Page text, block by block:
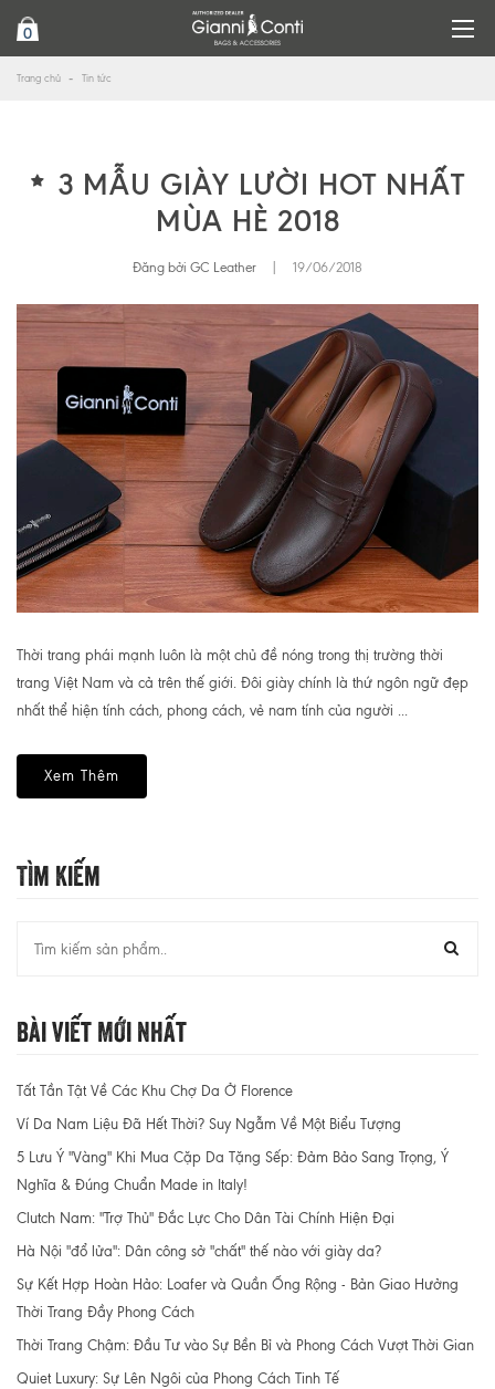
0
Trang chủ Tin tức
3 MẪU GIÀY LƯỜI HOT NHẤT
MÙA HÈ 2018
Đăng bởi GC Leather 19/06/2018
Thời trang phái mạnh luôn là một chủ đề nóng trong thị trường thời
trang Việt Nam và cả trên thế giới. Đôi giày chính là thứ ngôn ngữ đẹp
nhất thể hiện tính cách, phong cách, vẻ nam tính của người ...
Xem Thêm
Tìm Kiếm
Bài Viết Mới Nhất
Tất Tần Tật Về Các Khu Chợ Da Ở Florence
Ví Da Nam Liệu Đã Hết Thời? Suy Ngẫm Về Một Biểu Tượng
5 Lưu Ý "Vàng" Khi Mua Cặp Da Tặng Sếp: Đảm Bảo Sang Trọng, Ý
Nghĩa & Đúng Chuẩn Made in Italy!
Clutch Nam: "Trợ Thủ" Đắc Lực Cho Dân Tài Chính Hiện Đại
Hà Nội "đổ lửa": Dân công sở "chất" thế nào với giày da?
Sự Kết Hợp Hoàn Hảo: Loafer và Quần Ống Rộng - Bản Giao Hưởng
Thời Trang Đầy Phong Cách
Thời Trang Chậm: Đầu Tư vào Sự Bền Bỉ và Phong Cách Vượt Thời Gian
Quiet Luxury: Sự Lên Ngôi của Phong Cách Tinh Tế